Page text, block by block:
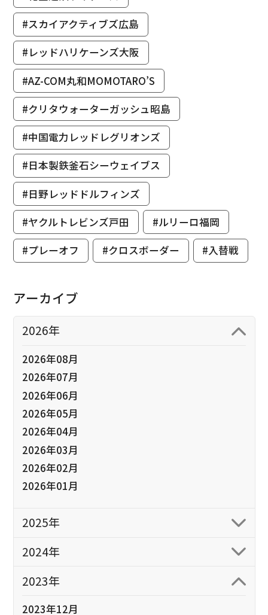
#スカイアクティブズ広島
#レッドハリケーンズ大阪
#AZ-COM丸和MOMOTARO’S
#クリタウォーターガッシュ昭島
#中国電力レッドレグリオンズ
#日本製鉄釜石シーウェイブス
#日野レッドドルフィンズ
#ヤクルトレビンズ戸田
#ルリーロ福岡
#プレーオフ
#クロスボーダー #入替戦
アーカイブ
2026年
2026年08月
2026年07月
2026年06月
2026年05月
2026年04月
2026年03月
2026年02月
2026年01月
2025年
2024年
2023年
2023年12月